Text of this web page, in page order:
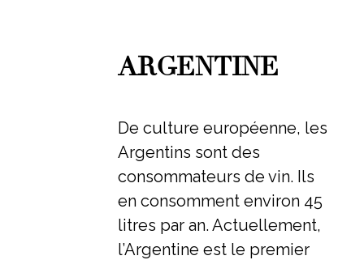
ARGENTINE
De culture européenne, les
Argentins sont des
consommateurs de vin. Ils
en consomment environ 45
litres par an. Actuellement,
l’Argentine est le premier